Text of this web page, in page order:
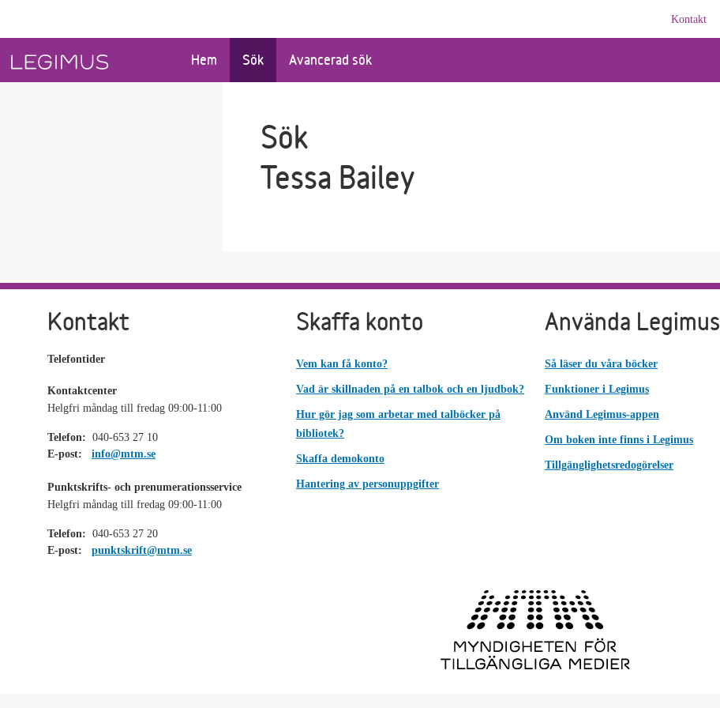
Kontakt
Hem Sök Avancerad sök
Sök
Tessa Bailey
Kontakt
Telefontider
Kontaktcenter
Helgfri måndag till fredag 09:00-11:00
Telefon: 040-653 27 10
E-post:
info@mtm.se
Punktskrifts- och prenumerationsservice
Helgfri måndag till fredag 09:00-11:00
Telefon: 040-653 27 20
E-post:
punktskrift@mtm.se
Skaffa konto
Vem kan få konto?
Vad är skillnaden på en talbok och en ljudbok?
Hur gör jag som arbetar med talböcker på
bibliotek?
Skaffa demokonto
Hantering av personuppgifter
Använda Legimus
Så läser du våra böcker
Funktioner i Legimus
Använd Legimus-appen
Om boken inte finns i Legimus
Tillgänglighetsredogörelser